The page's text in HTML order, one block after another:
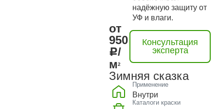
надёжную защиту от
УФ и влаги.
от
950
/
м2
Консультация
эксперта
Зимняя сказка
Применение
Внутри
Каталоги краски